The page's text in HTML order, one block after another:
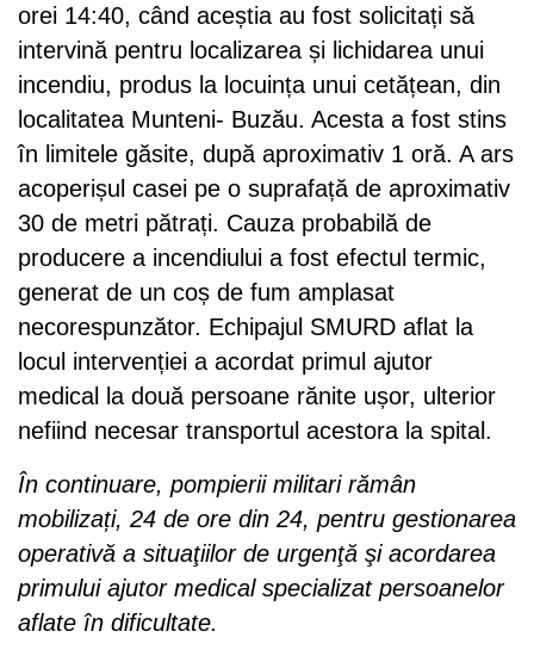
orei 14:40, când aceștia au fost solicitați să
intervină pentru localizarea și lichidarea unui
incendiu, produs la locuința unui cetățean, din
localitatea Munteni- Buzău. Acesta a fost stins
în limitele găsite, după aproximativ 1 oră. A ars
acoperișul casei pe o suprafață de aproximativ
30 de metri pătrați. Cauza probabilă de
producere a incendiului a fost efectul termic,
generat de un coș de fum amplasat
necorespunzător. Echipajul SMURD aflat la
locul intervenției a acordat primul ajutor
medical la două persoane rănite ușor, ulterior
nefiind necesar transportul acestora la spital.
În continuare, pompierii militari rămân
mobilizați, 24 de ore din 24, pentru gestionarea
operativă a situaţiilor de urgenţă şi acordarea
primului ajutor medical specializat persoanelor
aflate în dificultate.